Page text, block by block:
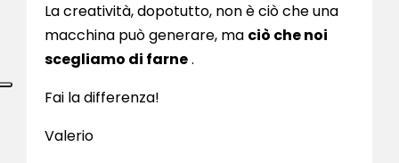
La creatività, dopotutto, non è ciò che una
macchina può generare, ma ciò che noi
scegliamo di farne.
Fai la differenza!
Valerio